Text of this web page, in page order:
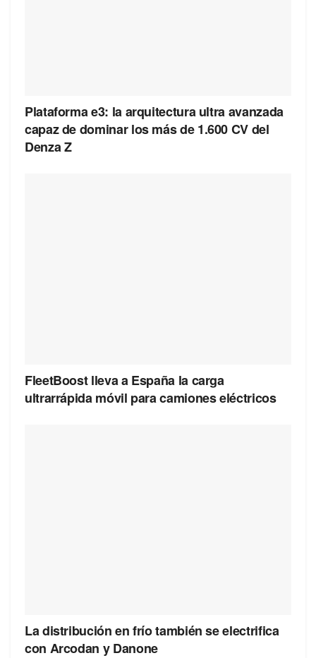
Plataforma e3: la arquitectura ultra avanzada
capaz de dominar los más de 1.600 CV del
Denza Z
FleetBoost lleva a España la carga
ultrarrápida móvil para camiones eléctricos
La distribución en frío también se electrifica
con Arcodan y Danone